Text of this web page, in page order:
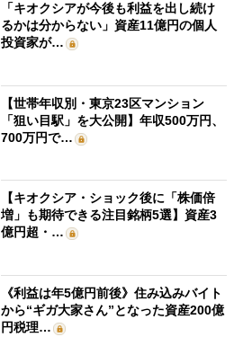
「キオクシアが今後も利益を出し続け
るかは分からない」資産11億円の個人
投資家が…
【世帯年収別・東京23区マンション
「狙い目駅」を大公開】年収500万円、
700万円で…
【キオクシア・ショック後に「株価倍
増」も期待できる注目銘柄5選】資産3
億円超・…
《利益は年5億円前後》住み込みバイト
から“ギガ大家さん”となった資産200億
円税理…